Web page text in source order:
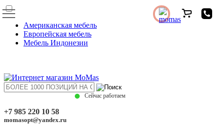
Американская мебель
Европейская мебель
Мебель Индонезии
Сейчас работаем
+7 985 220 10 58
momasopt@yandex.ru